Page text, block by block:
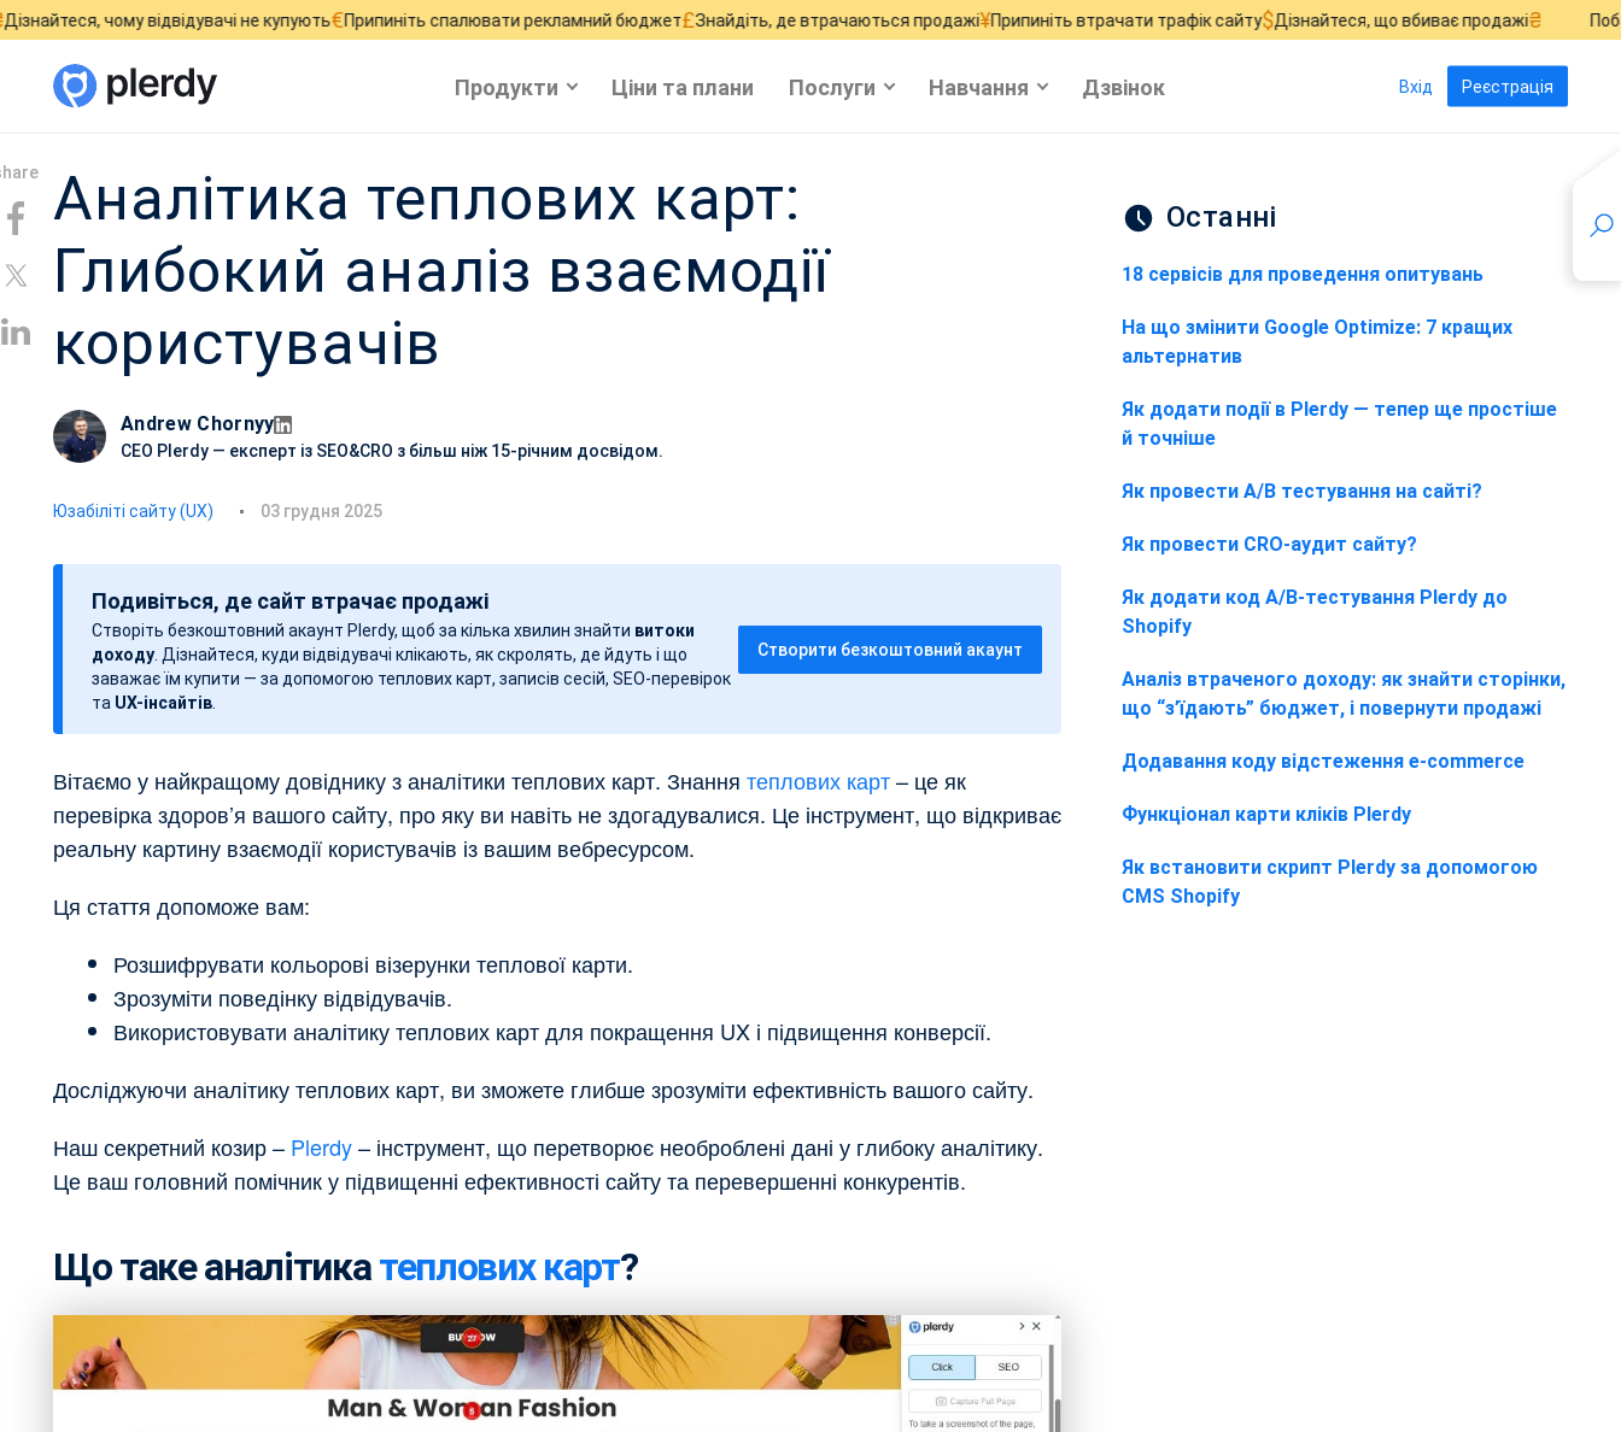
чому відвідувачі не купують€Припиніть спалювати рекламний бюджет£Знайдіть, де втрачаються продажі¥Припиніть втрачати трафік сайту$Дізнайтеся, що вбиває продажі₴ Побачте, де
Продукти Ціни та плани Послуги Навчання Дзвінок Вхід Реєстрація
Аналітика теплових карт:
Глибокий аналіз взаємодії
користувачів
Andrew Chornyy
CEO Plerdy — експерт із SEO&CRO з більш ніж 15-річним досвідом.
Юзабіліті сайту (UX)
Д
а
з
а
и
у
03 грудня 2025
Подивіться, де сайт втрачає продажі
Створіть безкоштовний акаунт Plerdy, щоб за кілька хвилин знайти витоки
доходу . Дізнайтеся, куди відвідувачі клікають, як скролять, де йдуть і що
заважає їм купити — за допомогою теплових карт, записів сесій, SEO-перевірок
та UX-інсайтів
Створити безкоштовний акаунт
Вітаємо у найкращому довіднику з аналітики теплових карт. Знання теплових карт– це як
перевірка здоров’я вашого сайту, про яку ви навіть не здогадувалися. Це інструмент, що відкриває
реальну картину взаємодії користувачів із вашим вебресурсом.
Ця стаття допоможе вам:
Розшифрувати кольорові візерунки теплової карти.
Зрозуміти поведінку відвідувачів.
Використовувати аналітику теплових карт для покращення UX і підвищення конверсії.
Досліджуючи аналітику теплових карт, ви зможете глибше зрозуміти ефективність вашого сайту.
Наш секретний козир – Plerdy– інструмент, що перетворює необроблені дані у глибоку аналітику.
Це ваш головний помічник у підвищенні ефективності сайту та перевершенні конкурентів.
Що таке аналітикатеплових карт?
Останні
18 сервісів для проведення опитувань
На що змінити Google Optimize: 7 кращих
альтернатив
Як додати події в Plerdy — тепер ще простіше
й точніше
Як провести A/B тестування на сайті?
Як провести CRO-аудит сайту?
Як додати код A/B-тестування Plerdy до
Shopify
Аналіз втраченого доходу: як знайти сторінки,
що “з’їдають” бюджет, і повернути продажі
Додавання коду відстеження e-commerce
Функціонал карти кліків Plerdy
Як встановити скрипт Plerdy за допомогою
CMS Shopify